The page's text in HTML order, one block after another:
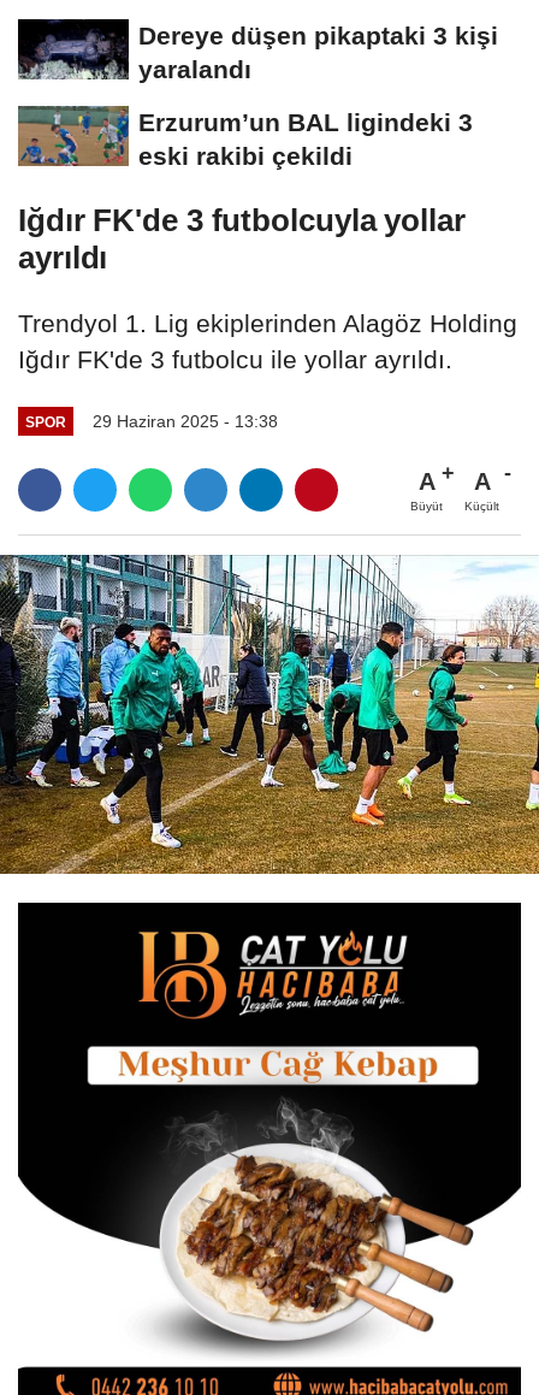
Dereye düşen pikaptaki 3 kişi
yaralandı
Erzurum’un BAL ligindeki 3
eski rakibi çekildi
Iğdır FK'de 3 futbolcuyla yollar
ayrıldı
Trendyol 1. Lig ekiplerinden Alagöz Holding
Iğdır FK'de 3 futbolcu ile yollar ayrıldı.
SPOR 29 Haziran 2025 - 13:38
A
Büyüt
A
Küçült